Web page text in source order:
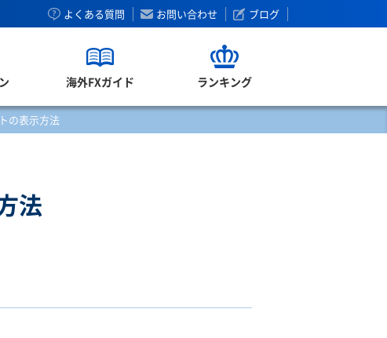
よくある質問 お問い合わせ ブログ
海外FXガイド ランキング
の表示方法
法